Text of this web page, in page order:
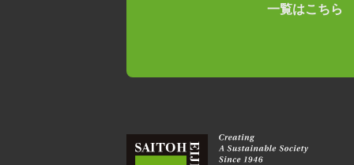
一覧はこちら